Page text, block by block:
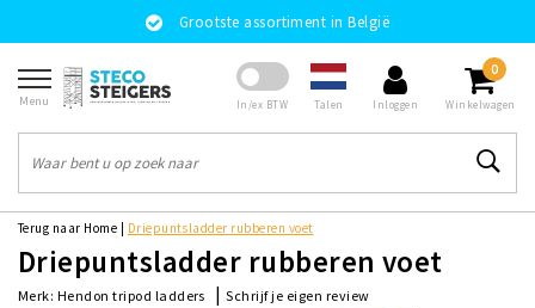
Grootste assortiment in België
Menu In/ex BTW Talen Inloggen
0
Winkelwagen
Terug naar Home Driepuntsladder rubberen voet
Driepuntsladder rubberen voet
Merk: Hendon tripod ladders |Schrijf je eigen review